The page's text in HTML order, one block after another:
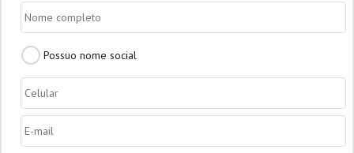
Possuo
nome
social
Possuo nome social
mail *